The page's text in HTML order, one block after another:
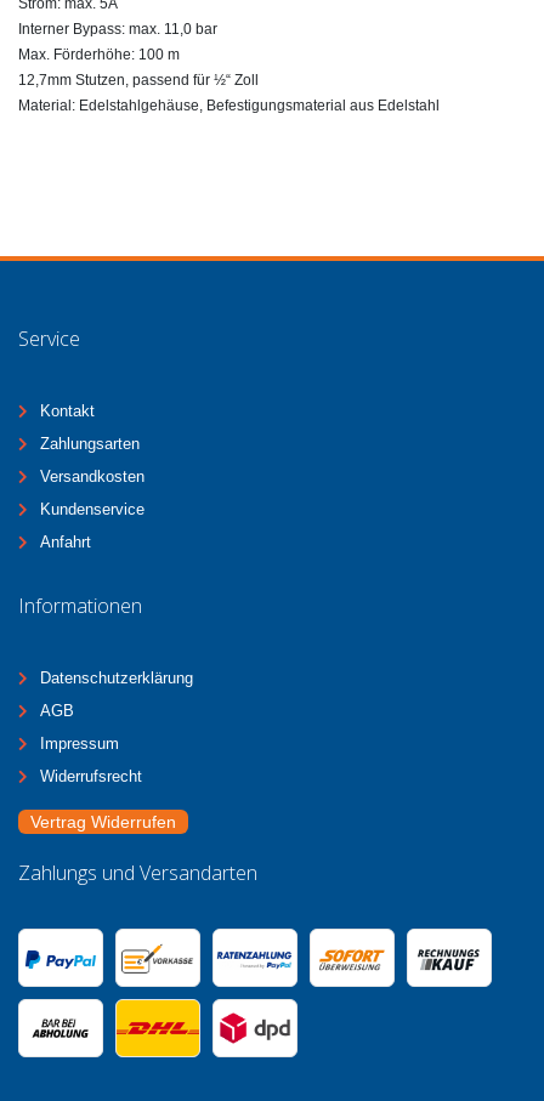
Strom: max. 5A
Interner Bypass: max. 11,0 bar
Max. Förderhöhe: 100 m
12,7mm Stutzen, passend für ½“ Zoll
Material: Edelstahlgehäuse, Befestigungsmaterial aus Edelstahl
Service
Kontakt
Zahlungsarten
Versandkosten
Kundenservice
Anfahrt
Informationen
Datenschutzerklärung
AGB
Impressum
Widerrufsrecht
Vertrag Widerrufen
Zahlungs und Versandarten